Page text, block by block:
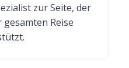
zur Seite, der
Reise